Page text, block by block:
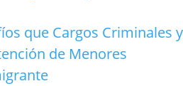
que Cargos Criminales y
de Menores